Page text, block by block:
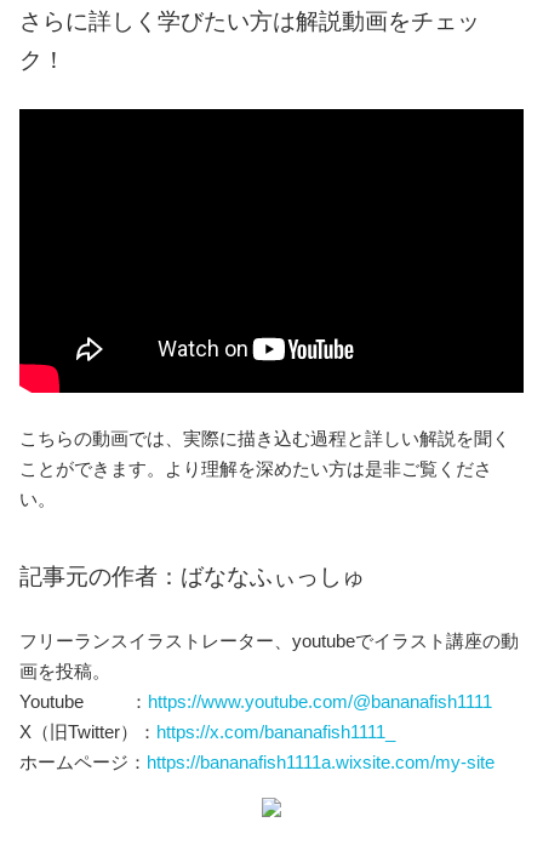
さらに詳しく学びたい方は解説動画をチェッ
ク！
こちらの動画では、実際に描き込む過程と詳しい解説を聞く
ことができます。より理解を深めたい方は是非ご覧くださ
い。
記事元の作者：ばななふぃっしゅ
フリーランスイラストレーター、youtubeでイラスト講座の動
画を投稿。
Youtube ： https://www.youtube.com/@bananafish1111
X（旧Twitter）： https://x.com/bananafish1111_
ホームページ： https://bananafish1111a.wixsite.com/my-site